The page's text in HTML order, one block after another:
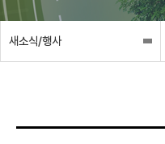
새소식/행사